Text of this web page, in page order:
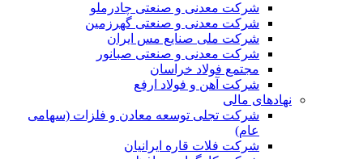
شرکت معدنی و صنعتی چادرملو
شرکت معدنی و صنعتی گهرزمین
شرکت ملی صنایع مس ایران
شرکت معدنی و صنعتی صبانور
مجتمع فولاد خراسان
شرکت آهن و فولاد ارفع
نهادهای مالی
شرکت تجلی توسعه معادن و فلزات (سهامی
عام)
شرکت فلات قاره ایرانیان